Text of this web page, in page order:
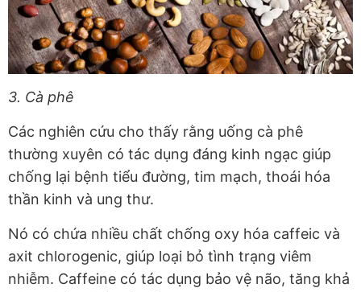
3. Cà phê
Các nghiên cứu cho thấy rằng uống cà phê
thường xuyên có tác dụng đáng kinh ngạc giúp
chống lại bệnh tiểu đường, tim mạch, thoái hóa
thần kinh và ung thư.
Nó có chứa nhiều chất chống oxy hóa caffeic và
axit chlorogenic, giúp loại bỏ tình trạng viêm
nhiễm. Caffeine có tác dụng bảo vệ não, tăng khả